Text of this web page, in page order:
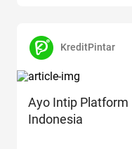
KreditPintar
Ayo Intip Platform
Indonesia